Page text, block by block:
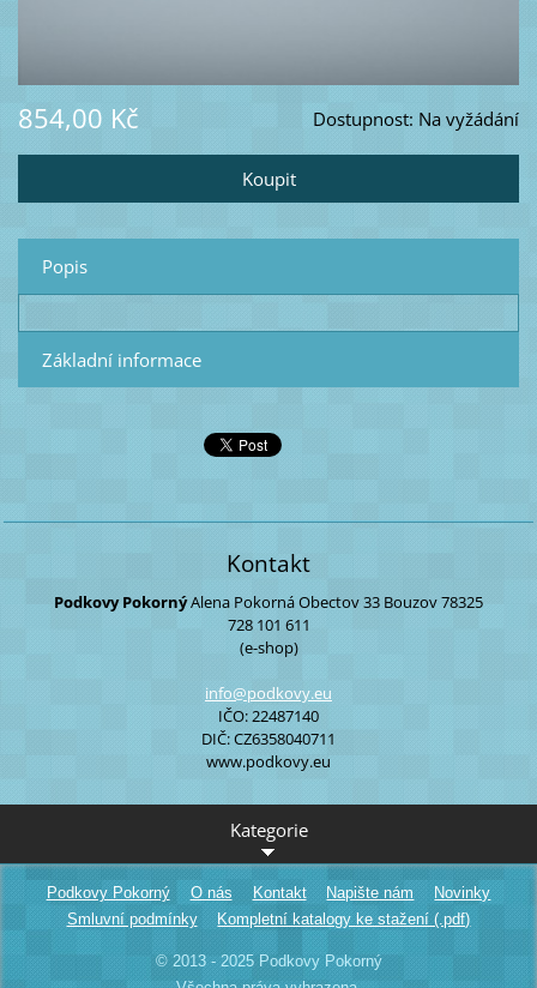
Dostupnost: Na vyžádání
854,00 Kč
Popis
Základní informace
Kontakt
Podkovy PokornýAlena PokornáObectov 33 Bouzov78325
728 101 611
(e-shop)
info@podkovy.eu
IČO: 22487140
DIČ: CZ6358040711
www.podkovy.eu
Kategorie
Podkovy Pokorný O nás Kontakt Napište nám
Novinky
Smluvní podmínky
Kompletní katalogy ke stažení (.pdf)
© 2013 - 2025 Podkovy Pokorný